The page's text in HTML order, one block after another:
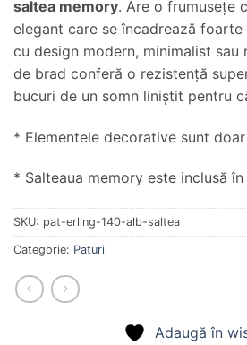
saltea memory. Are o frumuseţe
elegant care se încadrează
cu design modern, minimalist sau
de brad conferă o rezistenţă
bucuri de un somn liniştit pentru
* Elementele decorative sunt
* Salteaua memory este inclusă
SKU: pat-erling-140-alb-saltea
Categorie: Paturi
Adaugă în